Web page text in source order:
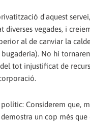
d'aquest
vegades, i
al de canviar la
No hi
tot injustificat de
Considerem que,
un cop més